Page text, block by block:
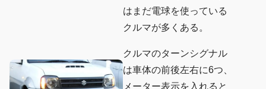
はまだ電球を使っている
クルマが多くある。
クルマのターンシグナル
は車体の前後左右に6つ、
メーター表示を入れると